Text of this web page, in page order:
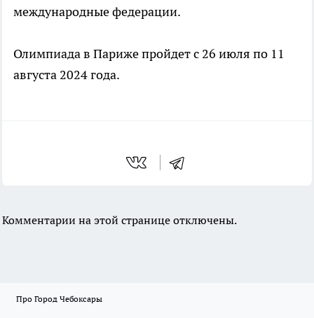
международные федерации.
Олимпиада в Париже пройдет с 26 июля по 11
августа 2024 года.
Комментарии на этой странице отключены.
Про Город Чебоксары